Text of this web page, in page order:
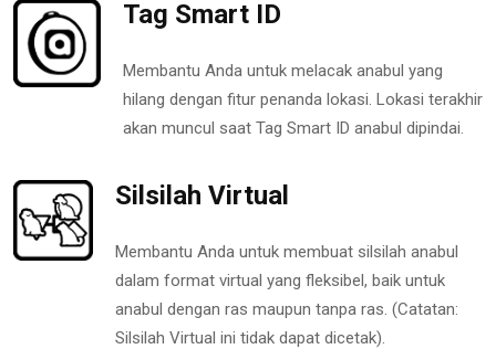
Tag Smart ID
Membantu Anda untuk melacak anabul yang
hilang dengan fitur penanda lokasi. Lokasi terakhir
akan muncul saat Tag Smart ID anabul dipindai.
Silsilah Virtual
Membantu Anda untuk membuat silsilah anabul
dalam format virtual yang fleksibel, baik untuk
anabul dengan ras maupun tanpa ras. (Catatan:
Silsilah Virtual ini tidak dapat dicetak).